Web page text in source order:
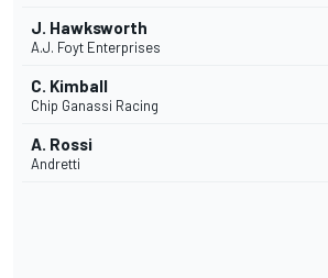
J. Hawksworth
A.J. Foyt Enterprises
C. Kimball
Chip Ganassi Racing
A. Rossi
Andretti